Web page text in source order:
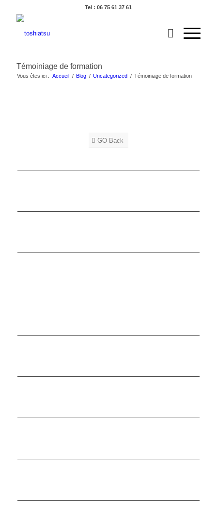
Tel : 06 75 61 37 61
Témoiniage de formation
Vous êtes ici : Accueil / Blog / Uncategorized / Témoiniage de formation
GO Back